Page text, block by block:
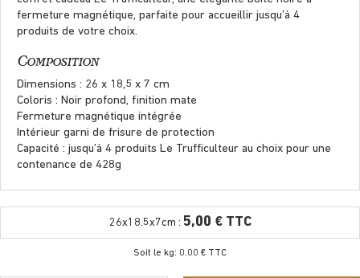
fermeture magnétique, parfaite pour accueillir jusqu’à 4
produits de votre choix.
Composition
Dimensions : 26 x 18,5 x 7 cm
Coloris : Noir profond, finition mate
Fermeture magnétique intégrée
Intérieur garni de frisure de protection
Capacité : jusqu’à 4 produits Le Trufficulteur au choix pour une
contenance de 428g
26x18.5x7cm : 5,00 € TTC
Soit le kg: 0.00 € TTC